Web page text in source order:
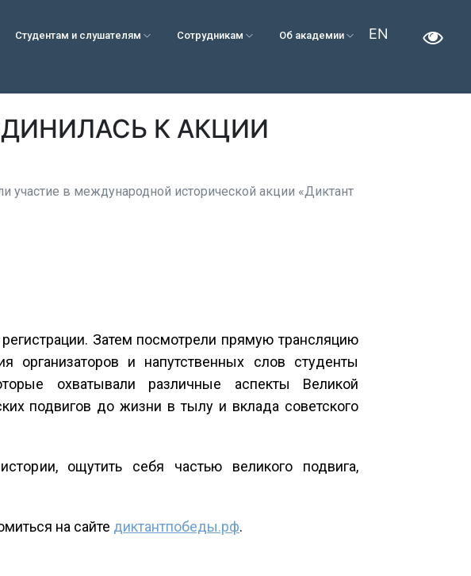
Студентам и слушателям Сотрудникам Об академии EN
К АКЦИИ
участие в международной исторической акции «Диктант
Затем посмотрели прямую трансляцию
и напутственных слов студенты
охватывали различные аспекты Великой
подвигов до жизни в тылу и вклада советского
ощутить себя частью великого подвига,
на сайте диктантпобеды.рф.